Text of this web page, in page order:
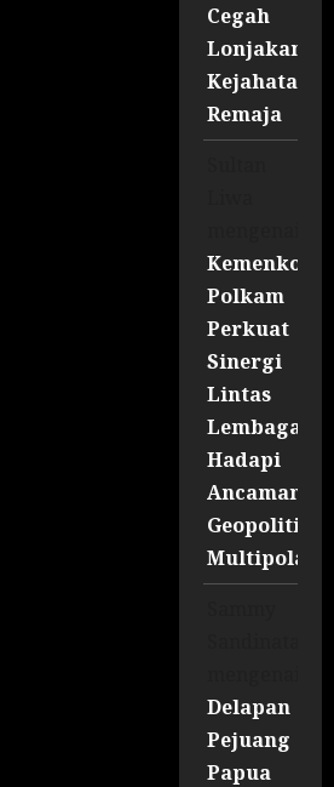
Cegah
Lonjakan
Kejahatan
Remaja
Kemenko
Polkam
Perkuat
Sinergi
Lintas
Lembaga
Hadapi
Ancaman
Geopolitik
Multipolar
Delapan
Pejuang
Papua